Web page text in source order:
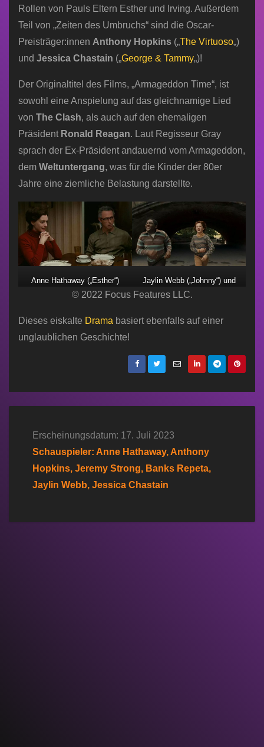
Rollen von Pauls Eltern Esther und Irving. Außerdem
Teil von „Zeiten des Umbruchs“ sind die Oscar-
Preisträger:innen Anthony Hopkins („The Virtuoso„)
und Jessica Chastain („George & Tammy„)!
Der Originaltitel des Films, „Armageddon Time“, ist
sowohl eine Anspielung auf das gleichnamige Lied
von The Clash, als auch auf den ehemaligen
Präsident Ronald Reagan. Laut Regisseur Gray
sprach der Ex-Präsident andauernd vom Armageddon,
dem Weltuntergang, was für die Kinder der 80er
Jahre eine ziemliche Belastung darstellte.
Anne Hathaway („Esther“)
und Jeremy Strong („Irving“)
Jaylin Webb („Johnny“) und
Banks Repeta („Paul“)
© 2022 Focus Features LLC.
Dieses eiskalte Drama basiert ebenfalls auf einer
unglaublichen Geschichte!
Erscheinungsdatum: 17. Juli 2023
Schauspieler: Anne Hathaway, Anthony
Hopkins, Jeremy Strong, Banks Repeta,
Jaylin Webb, Jessica Chastain